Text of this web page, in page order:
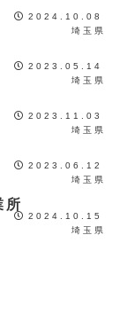
2024.10.08
埼玉県
2023.05.14
埼玉県
2023.11.03
埼玉県
2023.06.12
埼玉県
所
2024.10.15
埼玉県